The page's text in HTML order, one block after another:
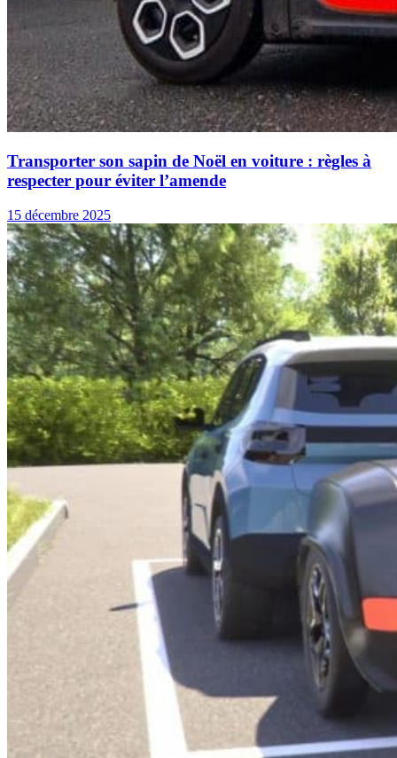
Transporter son sapin de Noël en voiture : règles à
respecter pour éviter l’amende
15 décembre 2025